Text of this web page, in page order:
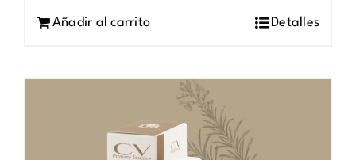
Añadir al carrito Detalles